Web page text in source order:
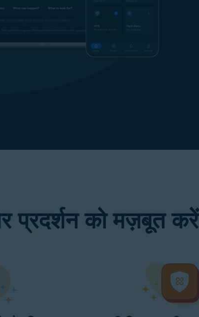
प्रदर्शन को मज़बूत करें